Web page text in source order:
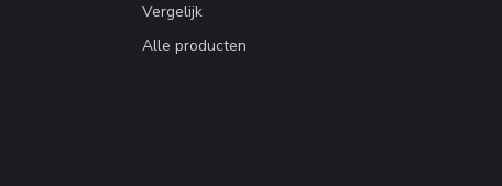
Vergelijk
Alle producten